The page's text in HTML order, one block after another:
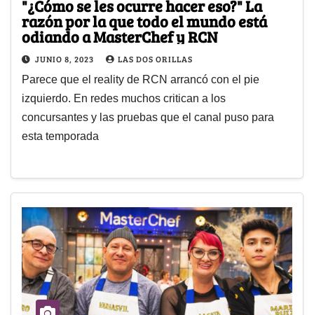
"¿Cómo se les ocurre hacer eso?" La
razón por la que todo el mundo está
odiando a MasterChef y RCN
JUNIO 8, 2023 LAS DOS ORILLAS
Parece que el reality de RCN arrancó con el pie
izquierdo. En redes muchos critican a los
concursantes y las pruebas que el canal puso para
esta temporada